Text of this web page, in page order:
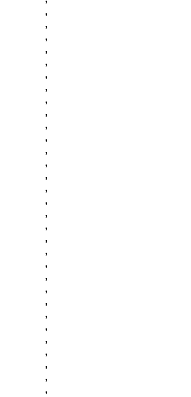
,
,
,
,
,
,
,
,
,
,
,
,
,
,
,
,
,
,
,
,
,
,
,
,
,
,
,
,
,
,
,